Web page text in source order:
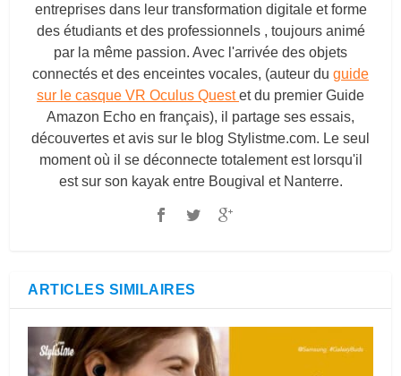
entreprises dans leur transformation digitale et forme
des étudiants et des professionnels , toujours animé
par la même passion. Avec l'arrivée des objets
connectés et des enceintes vocales, (auteur du guide
sur le casque VR Oculus Questet du premier Guide
Amazon Echo en français), il partage ses essais,
découvertes et avis sur le blog Stylistme.com. Le seul
moment où il se déconnecte totalement est lorsqu'il
est sur son kayak entre Bougival et Nanterre.
ARTICLES SIMILAIRES